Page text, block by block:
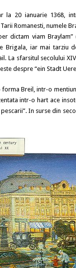
la 20 ianuarie 1368,
Romanesti, numele
dictam viam
Brigala, iar mai tarziu
La sfarsitul secolului
despre “ein Stadt
Breil, intr-o
intr-o hart ace
In surse din